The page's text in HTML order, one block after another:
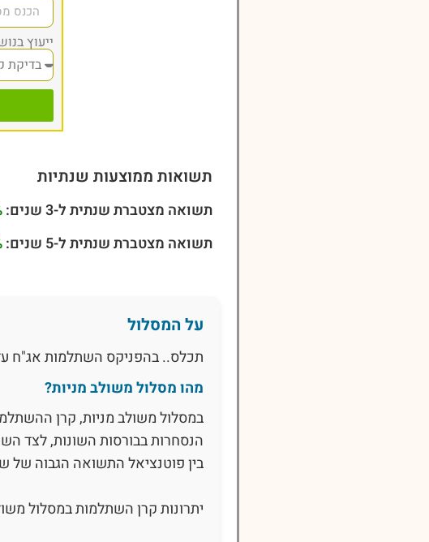
ייעוץ
תשואות ממוצעות שנתיות
תשואה מצטברת שנתית ל-3 שנים:
תשואה מצטברת שנתית ל-5 שנים:
על המסלול
תכלס.. בהפניקס השתלמות אג"ח עד 25% מניות, איפה הכסף שלי
מהו מסלול משולב מניות?
במסלול משולב מניות, קרן
הנסחרות בבורסות השונות, לצד
בין פוטנציאל התשואה הגבוה של
יתרונות קרן השתלמות במסלול